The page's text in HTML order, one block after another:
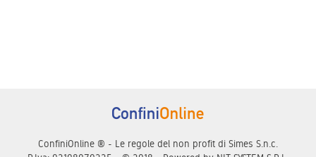
ConfiniOnline ® - Le regole del non profit di Simes S.n.c.